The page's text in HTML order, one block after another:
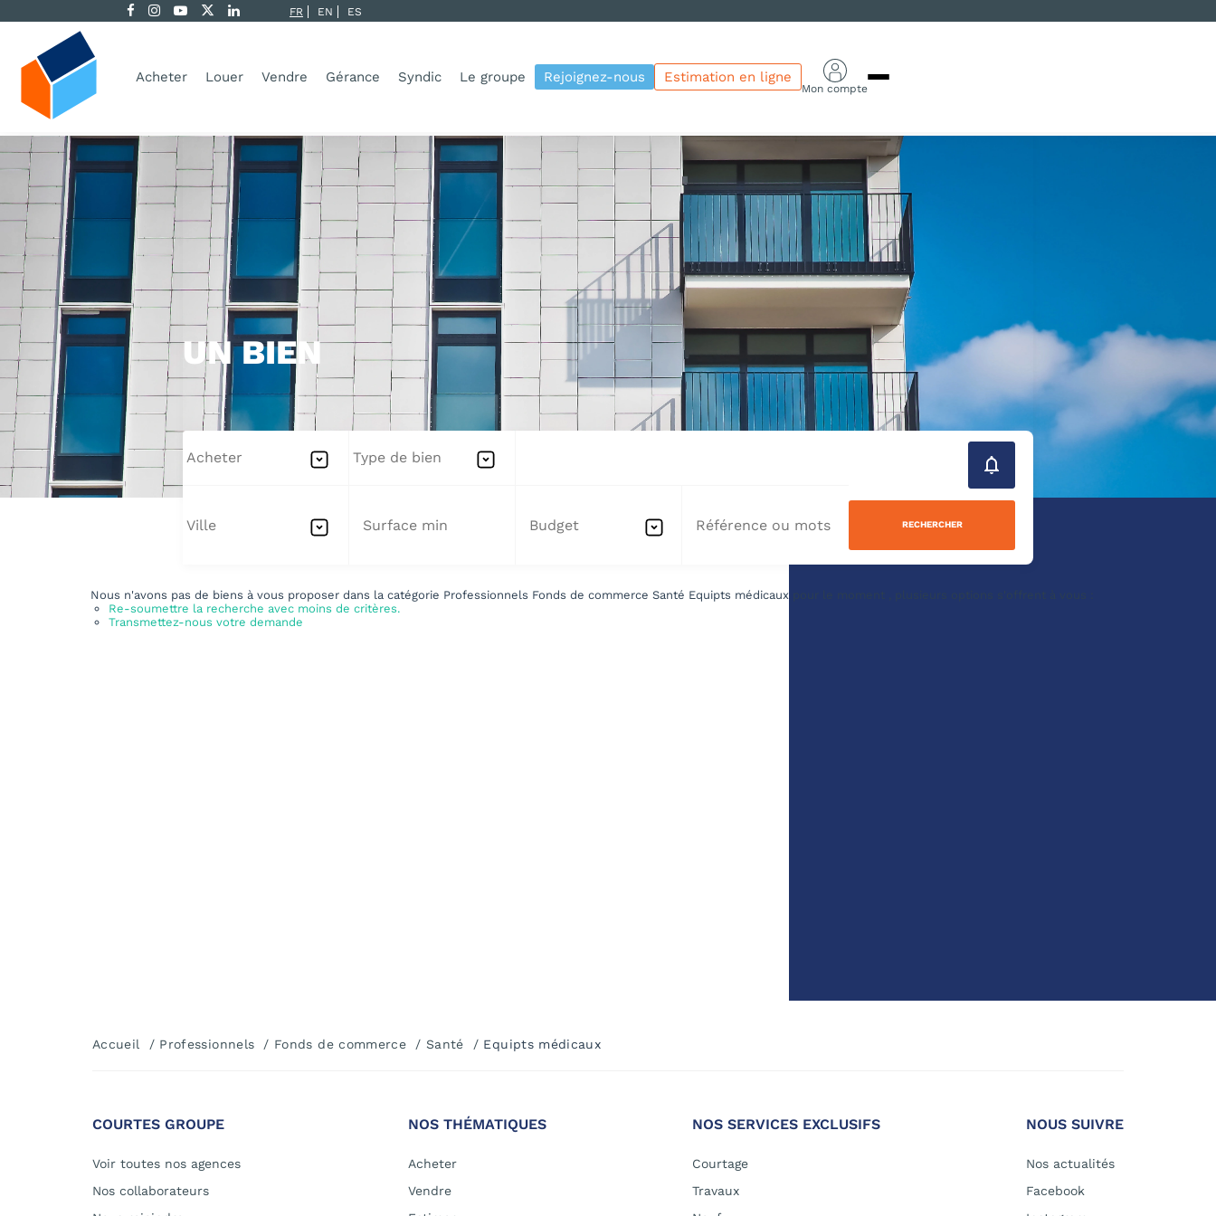
FR EN ES
Acheter Louer Vendre Gérance Syndic Le groupe Rejoignez-nous Estimation en ligne
Mon compte
UN BIEN
Acheter Type de bien
Ville Budget RECHERCHER
Nous n'avons pas de biens à vous proposer dans la catégorie Professionnels Fonds de commerce Santé Equipts médicaux pour le moment , plusieurs options s'offrent à vous :
Re-soumettre la recherche avec moins de critères.
Transmettez-nous votre demande
Accueil Professionnels Fonds de commerce Santé Equipts médicaux
COURTES GROUPE
Voir toutes nos agences
Nos collaborateurs
NOS THÉMATIQUES
Acheter
Vendre
NOS SERVICES EXCLUSIFS
Courtage
Travaux
NOUS SUIVRE
Nos actualités
Facebook